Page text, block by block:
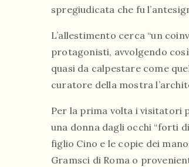
spregiudicata che fu
L’allestimento cerca “un
protagonisti, avvolgendo
quasi da calpestare come
curatore della mostra
Per la prima volta i visitatori
una donna dagli occhi “forti
figlio Cino e le copie dei
Gramsci di Roma o